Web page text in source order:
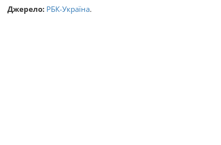
Джерело: РБК-Україна.